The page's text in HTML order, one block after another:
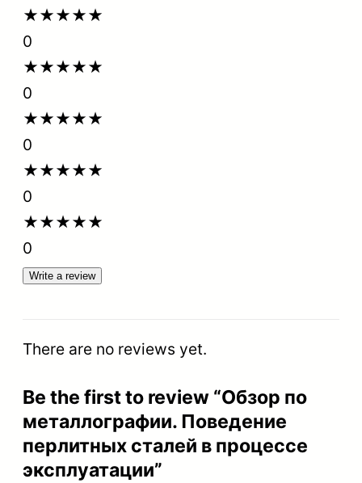
п
о
м
е
т
а
л
л
о
г
р
и
.
★★★★★
0
★★★★★
0
★★★★★
0
★★★★★
0
★★★★★
0
Write a review
There are no reviews yet.
Be the first to review “Обзор по
металлографии. Поведение
перлитных сталей в процессе
эксплуатации”